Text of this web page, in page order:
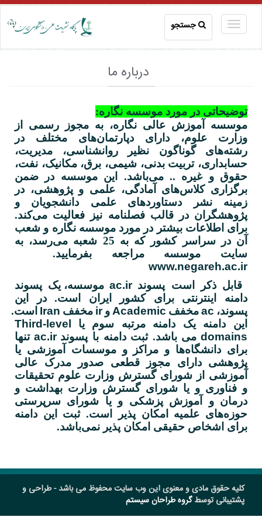
جستجو
درباره ما
توضیحاتی در مورد موسسه نگاره:
موسسه آموزش عالی نگاره، به مجوز رسمی از
وزارت علوم، دارای دپارتمان‌های مختلف در
رشته‌های گوناگون نظیر روانشناسی، مدیریت،
حسابداری، تربیت بدنی، شیمی، برق، مکانیک، نفت،
حقوق و غیره .. می‌باشد. این موسسه در ضمن
برگزاری کلاس‌های آمادگی، علمی و پژوهشی، در
زمینه نشر دستاوردهای علمی دانشجویان و
پژوهشگران در قالب فصلنامه نیز فعالیت می‌کند.
برای اطلاعات بیشتر در مورد موسسه نگاره و شعب
آن در سراسر کشور که به 25 شعبه می‌رسد، به
سایت موسسه مراجعه بفرمایید.
www.negareh.ac.ir
قابل ذکر است پسوند ac.ir موسسه، یک پسوند
دامنه اینترنتی برای کشور ایران است.
در این
پسوند، acمخفف Academic و ir مخفف Iran است.
این دامنه یک دامنه مرتبه سوم یا
Third-level
domains می باشد. ثبت دامنه با پسوند ac.ir تنها
برای دانشگاه‌ها و مراکز و موسسات آموزشی یا
پژوهشی دارای مجوز قطعی صدور مدرک عالی
آموزشی از شورای گسترش وزارت علوم تحقیقات
و فناوری و یا شورای گسترش وزارت بهداشت و
درمان و آموزش پزشکی و یا شورای سرپرستی
حوزه‌های علمیه امکان پذیر است. ثبت این دامنه
برای اشخاص حقیقی امکان پذیر نمی‌باشد.
کلیه حقوق مادی و معنوی این وب سایت محفوظ می باشد - طراحی و
پشتیبانی توسطگروه طراحان سیستم